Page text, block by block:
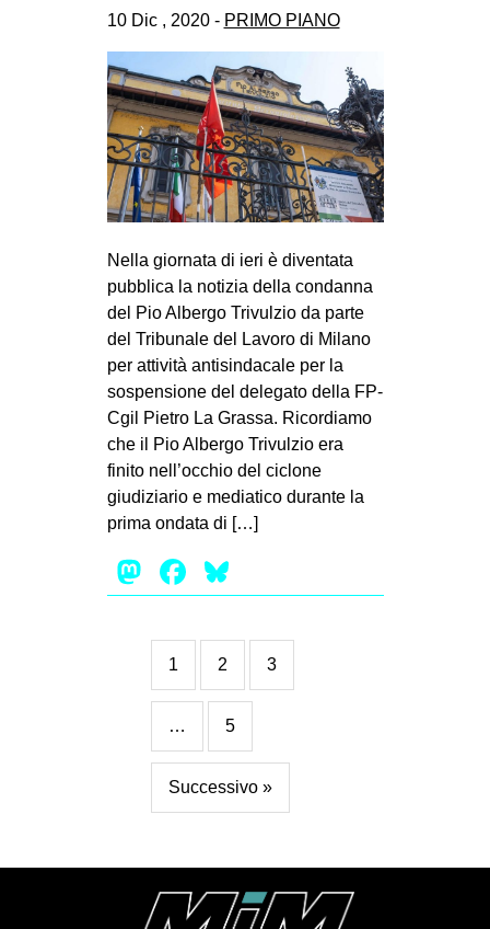
10 Dic , 2020 - PRIMO PIANO
Nella giornata di ieri è diventata
pubblica la notizia della condanna
del Pio Albergo Trivulzio da parte
del Tribunale del Lavoro di Milano
per attività antisindacale per la
sospensione del delegato della FP-
Cgil Pietro La Grassa. Ricordiamo
che il Pio Albergo Trivulzio era
finito nell’occhio del ciclone
giudiziario e mediatico durante la
prima ondata di […]
Mastodon
Facebook
1 2 3
… 5
Successivo »